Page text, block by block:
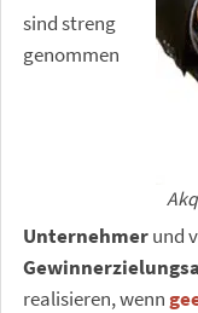
sind streng
genommen
Unternehmerund
realisieren, wenn